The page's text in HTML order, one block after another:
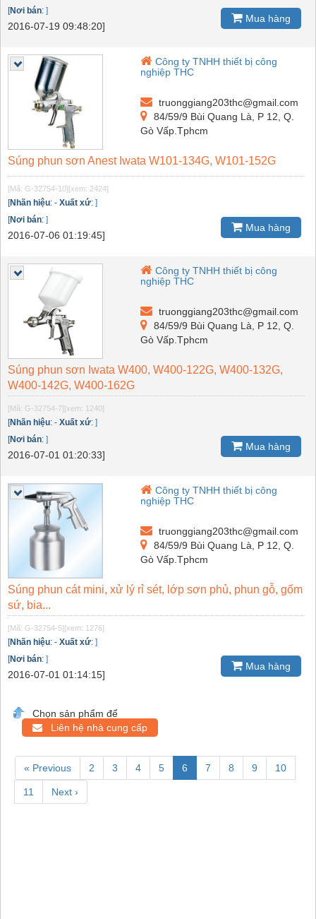
[Nơi bán: ]
2016-07-19 09:48:20]
Mua hàng
Công ty TNHH thiết bị công
nghiệp THC
truonggiang203thc@gmail.com
84/59/9 Bùi Quang Là, P 12, Q.
Gò Vấp.Tphcm
Súng phun sơn Anest Iwata W101-134G, W101-152G
[Mã: G-32754-10] [xem: 2424]
[Nhãn hiệu: - Xuất xứ: ]
[Nơi bán: ]
2016-07-06 01:19:45]
Mua hàng
Công ty TNHH thiết bị công
nghiệp THC
truonggiang203thc@gmail.com
84/59/9 Bùi Quang Là, P 12, Q.
Gò Vấp.Tphcm
Súng phun sơn Iwata W400, W400-122G, W400-132G,
W400-142G, W400-162G
[Mã: G-32754-7] [xem: 1240]
[Nhãn hiệu: - Xuất xứ: ]
[Nơi bán: ]
2016-07-01 01:20:33]
Mua hàng
Công ty TNHH thiết bị công
nghiệp THC
truonggiang203thc@gmail.com
84/59/9 Bùi Quang Là, P 12, Q.
Gò Vấp.Tphcm
Súng phun cát mini, xử lý rỉ sét, lớp sơn phủ, phun gỗ, gốm
sứ, bia...
[Mã: G-32754-5] [xem: 1276]
[Nhãn hiệu: - Xuất xứ: ]
[Nơi bán: ]
2016-07-01 01:14:15]
Mua hàng
Chọn sản phẩm để
Liên hệ nhà cung cấp
« Previous 2 3 4 5 6 7 8 9 10
11 Next ›